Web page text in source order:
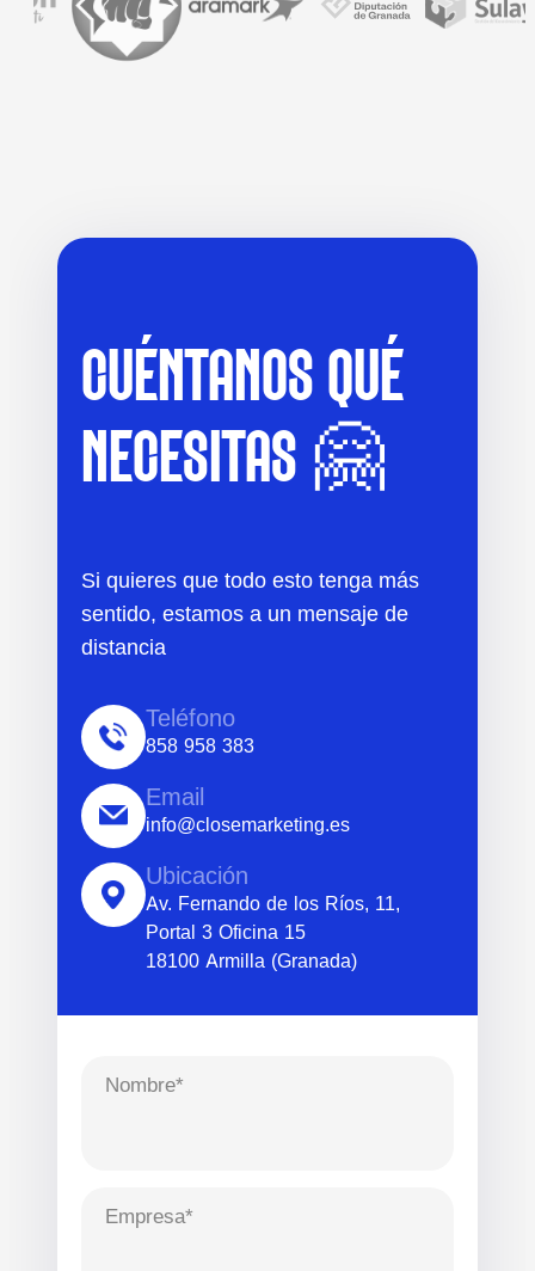
CUÉNTANOS QUÉ
NECESITAS 🤗
Si quieres que todo esto tenga más
sentido, estamos a un mensaje de
distancia
Teléfono
858 958 383
Email
info@closemarketing.es
Ubicación
Av. Fernando de los Ríos, 11,
Portal 3 Oficina 15
18100 Armilla (Granada)
Nombre*
Empresa*